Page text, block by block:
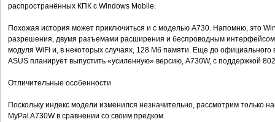
распространённых КПК с Windows Mobile.
Похожая история может приключиться и с моделью A730. Напомню, это
разрешения, двумя разъемами расширения и беспроводным
модуля WiFi и, в некоторых случаях, 128 Мб памяти. Еще до официального
ASUS планирует выпустить «усиленную» версию, A730W, с поддержкой
Отличительные особенности
Поскольку индекс модели изменился незначительно, рассмотрим только
MyPal A730W в сравнении со своим предком.